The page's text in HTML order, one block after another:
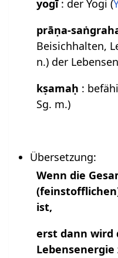
yogī: der Yogi (
prāṇa-
Beisichhalten,
n.) der
kṣamaḥ :
Sg. m.)
Übersetzung:
Wenn die
ist,
erst dann wird